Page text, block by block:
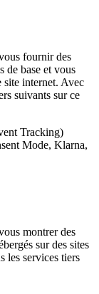
fournir des
de base et vous
site internet. Avec
suivants sur ce
Tracking)
Mode, Klarna,
montrer des
sur des sites
les services tiers